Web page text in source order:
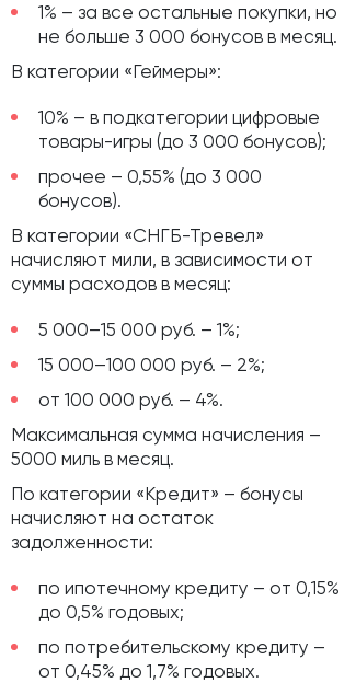
1% – за все остальные покупки, но
не больше 3 000 бонусов в месяц.
В категории «Геймеры»:
10% – в подкатегории цифровые
товары-игры (до 3 000 бонусов);
прочее – 0,55% (до 3 000
бонусов).
В категории «СНГБ-Тревел»
начисляют мили, в зависимости от
суммы расходов в месяц:
5 000–15 000 руб. – 1%;
15 000–100 000 руб. – 2%;
от 100 000 руб. – 4%.
Максимальная сумма начисления –
5000 миль в месяц.
По категории «Кредит» – бонусы
начисляют на остаток
задолженности:
по ипотечному кредиту – от 0,15%
до 0,5% годовых;
по потребительскому кредиту –
от 0,45% до 1,7% годовых.